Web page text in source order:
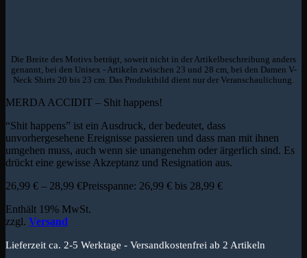
Die Breite des Motivs beträgt, soweit nicht in der Artikelbeschreibung anders
genannt, bei den Unisex - Artikeln zwischen 23 und 28 cm, bei den Damen V-
Neck Shirts 20 bis 23 cm. Das Produktbild dient nur der Veranschaulichung.
MERDA ACCIDIT – Shit happens!
“Shit happens” ist ein Ausdruck, der bedeutet, dass
unvorhergesehene Ereignisse passieren und dass man mit ihnen
umgehen muss, auch wenn sie unangenehm oder ärgerlich sind. Es
drückt eine gewisse Akzeptanz und Resignation aus.
26,99 € – 28,99 €Preisspanne: 26,99 € bis 28,99 €
Enthält 19% MwSt.
zzgl. Versand
Lieferzeit ca. 2-5 Werktage - Versandkostenfrei ab 2 Artikeln